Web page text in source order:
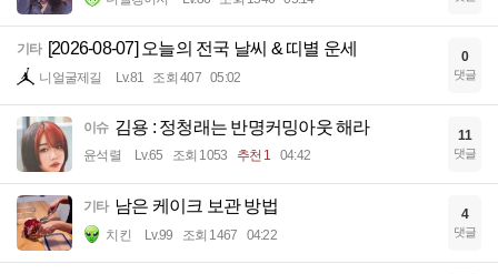
기타 [2026-08-07] 오늘의 전국 날씨 & 띠별 운세
니얼굴제길 Lv.81 조회 407 05:02
0
댓글
이슈 김용 : 정청래는 반명커밍아웃 해라
윤석렬 Lv.65 조회 1053 추천 1 04:42
11
댓글
기타 남은 케이크 보관 방법
치킨 Lv.99 조회 1467 04:22
4
댓글